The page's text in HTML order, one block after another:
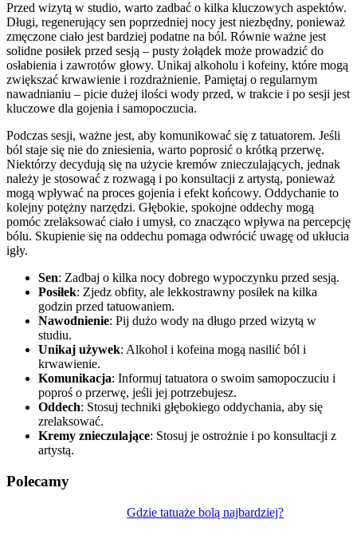
Przed wizytą w studio, warto zadbać o kilka kluczowych aspektów.
Długi, regenerujący sen poprzedniej nocy jest niezbędny, ponieważ
zmęczone ciało jest bardziej podatne na ból. Równie ważne jest
solidne posiłek przed sesją – pusty żołądek może prowadzić do
osłabienia i zawrotów głowy. Unikaj alkoholu i kofeiny, które mogą
zwiększać krwawienie i rozdrażnienie. Pamiętaj o regularnym
nawadnianiu – picie dużej ilości wody przed, w trakcie i po sesji jest
kluczowe dla gojenia i samopoczucia.
Podczas sesji, ważne jest, aby komunikować się z tatuatorem. Jeśli
ból staje się nie do zniesienia, warto poprosić o krótką przerwę.
Niektórzy decydują się na użycie kremów znieczulających, jednak
należy je stosować z rozwagą i po konsultacji z artystą, ponieważ
mogą wpływać na proces gojenia i efekt końcowy. Oddychanie to
kolejny potężny narzędzi. Głębokie, spokojne oddechy mogą
pomóc zrelaksować ciało i umysł, co znacząco wpływa na percepcję
bólu. Skupienie się na oddechu pomaga odwrócić uwagę od ukłucia
igły.
Sen: Zadbaj o kilka nocy dobrego wypoczynku przed sesją.
Posiłek: Zjedz obfity, ale lekkostrawny posiłek na kilka
godzin przed tatuowaniem.
Nawodnienie: Pij dużo wody na długo przed wizytą w
studiu.
Unikaj używek: Alkohol i kofeina mogą nasilić ból i
krwawienie.
Komunikacja: Informuj tatuatora o swoim samopoczuciu i
poproś o przerwę, jeśli jej potrzebujesz.
Oddech: Stosuj techniki głębokiego oddychania, aby się
zrelaksować.
Kremy znieczulające: Stosuj je ostrożnie i po konsultacji z
artystą.
Polecamy
Gdzie tatuaże bolą najbardziej?